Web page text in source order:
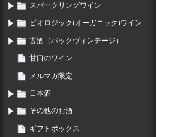
スパークリングワイン
ビオロジック(オーガニック)ワイン
古酒（バックヴィンテージ）
甘口のワイン
メルマガ限定
日本酒
その他のお酒
ギフトボックス